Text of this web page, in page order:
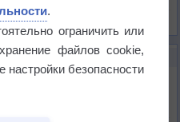
.
ограничить или
файлов cookie,
настройки безопасности